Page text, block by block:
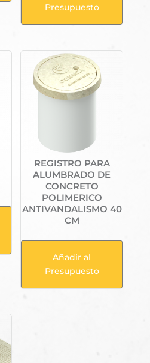
Presupuesto
REGISTRO PARA
ALUMBRADO DE
CONCRETO
POLIMERICO
ANTIVANDALISMO 40
CM
Añadir al
Presupuesto